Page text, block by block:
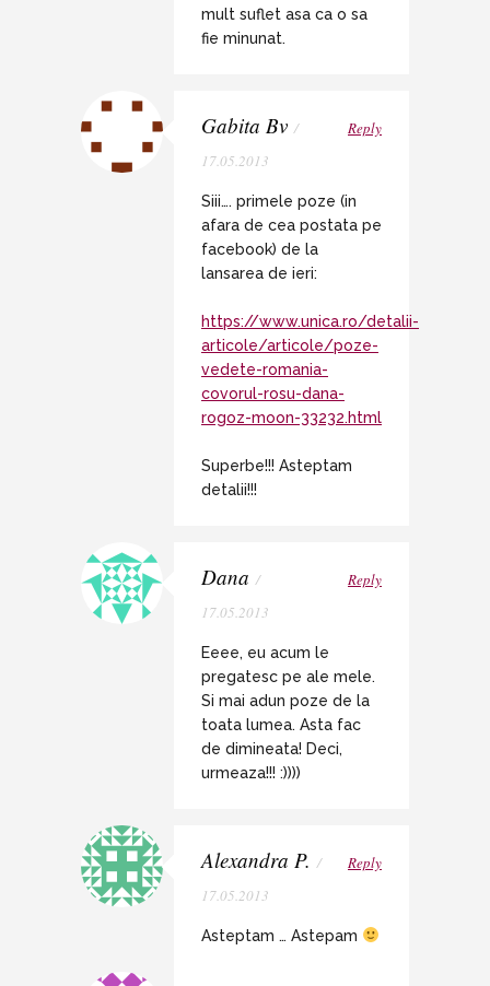
mult suflet asa ca o sa
fie minunat.
Gabita Bv /
17.05.2013
Reply
Siii…. primele poze (in
afara de cea postata pe
facebook) de la
lansarea de ieri:
https://www.unica.ro/detalii-
articole/articole/poze-
vedete-romania-
covorul-rosu-dana-
rogoz-moon-33232.html
Superbe!!! Asteptam
detalii!!!
Dana /
17.05.2013
Reply
Eeee, eu acum le
pregatesc pe ale mele.
Si mai adun poze de la
toata lumea. Asta fac
de dimineata! Deci,
urmeaza!!! :))))
Alexandra P. /
17.05.2013
Reply
Asteptam … Astepam